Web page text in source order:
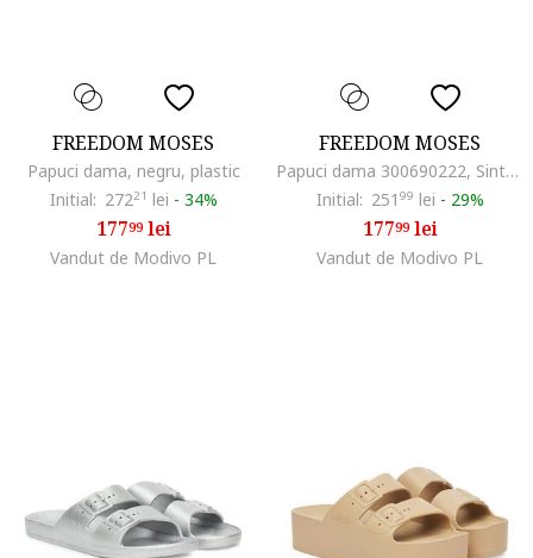
FREEDOM MOSES
Papuci dama, negru, plastic
Initial: 27221 lei - 34%
17799lei
Vandut de Modivo PL
FREEDOM MOSES
Papuci dama 300690222, Sintetic, 39-40 EU, Bej
Initial: 251 99 lei - 29%
17799lei
Vandut de Modivo PL